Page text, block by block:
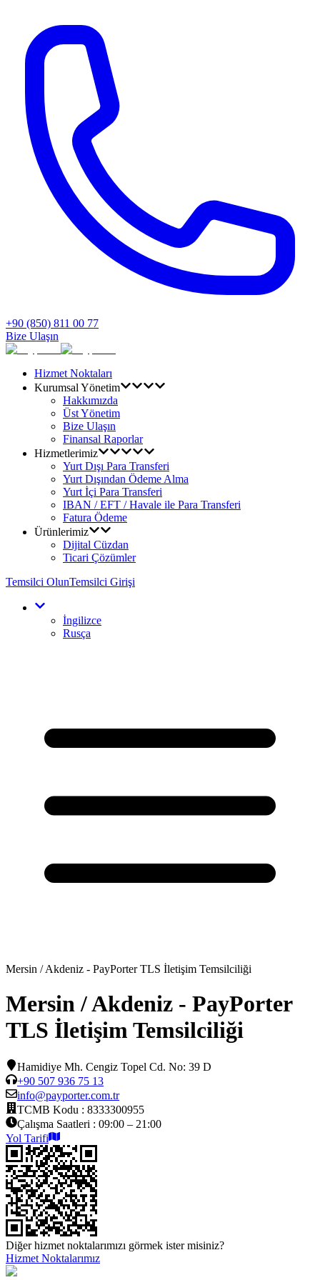
+90 (850) 811 00 77
Bize Ulaşın
Hizmet Noktaları
Kurumsal Yönetim
Hakkımızda
Üst Yönetim
Bize Ulaşın
Finansal Raporlar
Hizmetlerimiz
Yurt Dışı Para Transferi
Yurt Dışından Ödeme Alma
Yurt İçi Para Transferi
IBAN / EFT / Havale ile Para Transferi
Fatura Ödeme
Ürünlerimiz
Dijital Cüzdan
Ticari Çözümler
Temsilci OlunTemsilci Girişi
İngilizce
Rusça
Mersin / Akdeniz - PayPorter TLS İletişim Temsilciliği
Mersin / Akdeniz - PayPorter
TLS İletişim Temsilciliği
Hamidiye Mh. Cengiz Topel Cd. No: 39 D
+90 507 936 75 13
info@payporter.com.tr
TCMB Kodu : 8333300955
Çalışma Saatleri : 09:00 – 21:00
Yol Tarifi
Diğer hizmet noktalarımızı görmek ister misiniz?
Hizmet Noktalarımız